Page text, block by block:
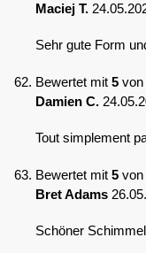
Maciej T.
Sehr gute Form
Bewertet mit 5 von
Damien C.
Tout simplement
Bewertet mit 5 von
Bret Adams
Schöner